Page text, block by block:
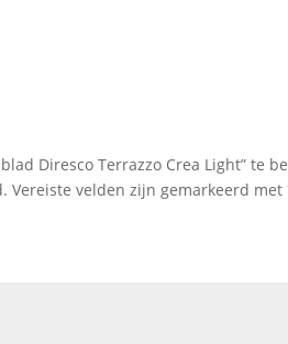
Diresco Terrazzo Crea Light” te
Vereiste velden zijn gemarkeerd met